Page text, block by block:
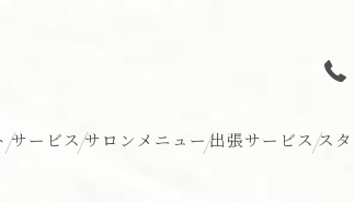
サービス サロンメニュー 出張サービス ス